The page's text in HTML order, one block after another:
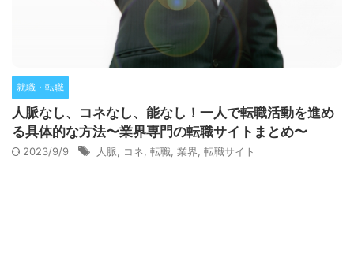
就職・転職
人脈なし、コネなし、能なし！一人で転職活動を進め
る具体的な方法〜業界専門の転職サイトまとめ〜
2023/9/9 人脈 コネ 転職 業界 転職サイト